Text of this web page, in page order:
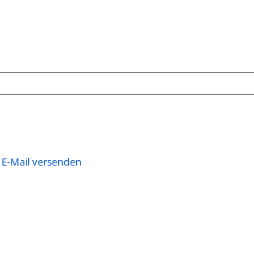
Mail versenden